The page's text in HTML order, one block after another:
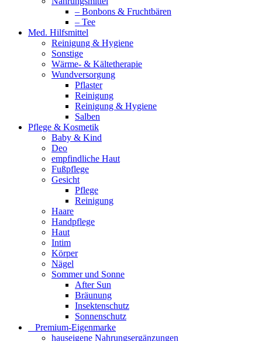
– Bonbons & Fruchtbären
– Tee
Med. Hilfsmittel
Reinigung & Hygiene
Sonstige
Wärme- & Kältetherapie
Wundversorgung
Pflaster
Reinigung
Reinigung & Hygiene
Salben
Pflege & Kosmetik
Baby & Kind
Deo
empfindliche Haut
Fußpflege
Gesicht
Pflege
Reinigung
Haare
Handpflege
Haut
Intim
Körper
Nägel
Sommer und Sonne
After Sun
Bräunung
Insektenschutz
Sonnenschutz
⠀​Premium-Eigenmarke
hauseigene Nahrungsergänzungen